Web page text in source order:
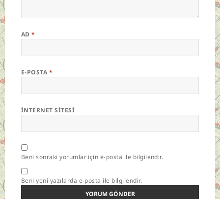
AD*
E-POSTA *
İNTERNET SITESI
Beni sonraki yorumlar için e-posta ile bilgilendir.
Beni yeni yazılarda e-posta ile bilgilendir.